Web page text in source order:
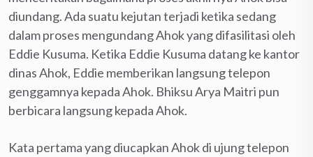
diundang. Ada suatu kejutan terjadi ketika sedang
dalam proses mengundang Ahok yang difasilitasi oleh
Eddie Kusuma. Ketika Eddie Kusuma datang ke kantor
dinas Ahok, Eddie memberikan langsung telepon
genggamnya kepada Ahok. Bhiksu Arya Maitri pun
berbicara langsung kepada Ahok.
Kata pertama yang diucapkan Ahok di ujung telepon